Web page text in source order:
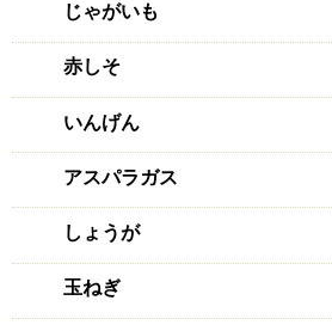
じゃがいも
赤しそ
いんげん
アスパラガス
しょうが
玉ねぎ